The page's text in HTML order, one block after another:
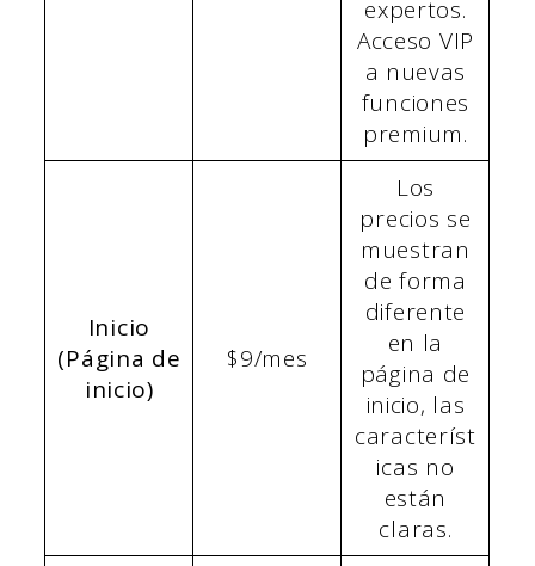
expertos.
Acceso VIP
a nuevas
funciones
premium.
Inicio
(Página de
inicio)
$9/mes
Los
precios se
muestran
de forma
diferente
en la
página de
inicio, las
característ
icas no
están
claras.